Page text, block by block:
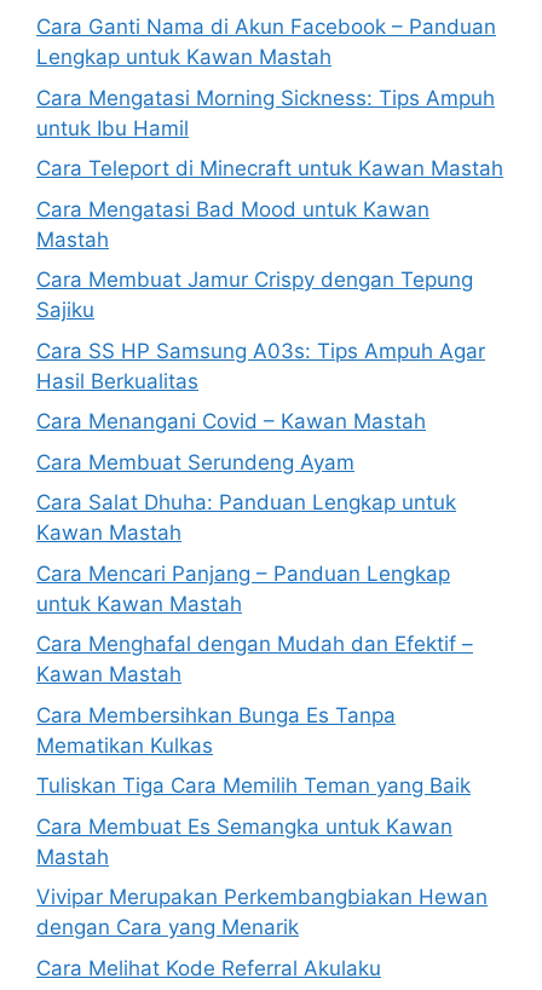
Cara Ganti Nama di Akun Facebook – Panduan
Lengkap untuk Kawan Mastah
Cara Mengatasi Morning Sickness: Tips Ampuh
untuk Ibu Hamil
Cara Teleport di Minecraft untuk Kawan Mastah
Cara Mengatasi Bad Mood untuk Kawan
Mastah
Cara Membuat Jamur Crispy dengan Tepung
Sajiku
Cara SS HP Samsung A03s: Tips Ampuh Agar
Hasil Berkualitas
Cara Menangani Covid – Kawan Mastah
Cara Membuat Serundeng Ayam
Cara Salat Dhuha: Panduan Lengkap untuk
Kawan Mastah
Cara Mencari Panjang – Panduan Lengkap
untuk Kawan Mastah
Cara Menghafal dengan Mudah dan Efektif –
Kawan Mastah
Cara Membersihkan Bunga Es Tanpa
Mematikan Kulkas
Tuliskan Tiga Cara Memilih Teman yang Baik
Cara Membuat Es Semangka untuk Kawan
Mastah
Vivipar Merupakan Perkembangbiakan Hewan
dengan Cara yang Menarik
Cara Melihat Kode Referral Akulaku